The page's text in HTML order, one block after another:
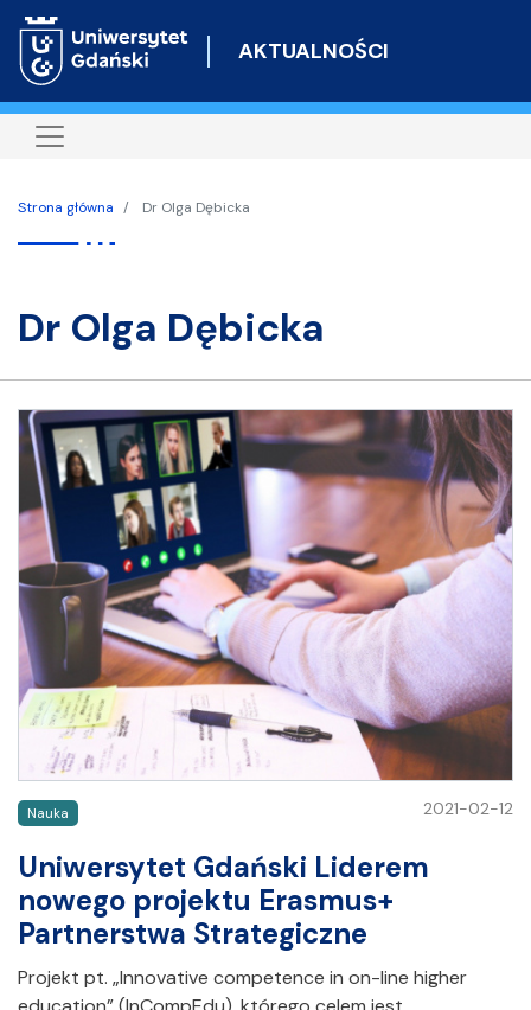
do
AKTUALNOŚCI
Strona główna Dr Olga Dębicka
dr Olga Dębicka
Nauka 2021-02-12
Uniwersytet Gdański Liderem
nowego projektu Erasmus+
Partnerstwa Strategiczne
Projekt pt. „Innovative competence in on-line higher